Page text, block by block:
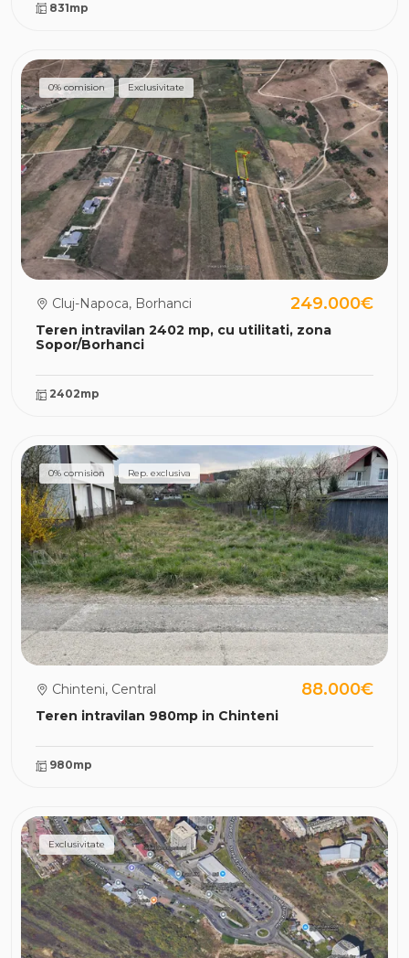
831mp
0% comision Exclusivitate
Teren intravilan 2402 mp, cu utilitati, zona
Sopor/Borhanci
Cluj-Napoca, Borhanci 249.000€
2402mp
0% comision Rep. exclusiva
Teren intravilan 980mp in Chinteni
Chinteni, Central 88.000€
980mp
Exclusivitate